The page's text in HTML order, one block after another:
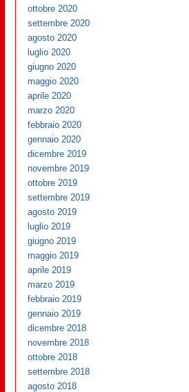
ottobre 2020
settembre 2020
agosto 2020
luglio 2020
giugno 2020
maggio 2020
aprile 2020
marzo 2020
febbraio 2020
gennaio 2020
dicembre 2019
novembre 2019
ottobre 2019
settembre 2019
agosto 2019
luglio 2019
giugno 2019
maggio 2019
aprile 2019
marzo 2019
febbraio 2019
gennaio 2019
dicembre 2018
novembre 2018
ottobre 2018
settembre 2018
agosto 2018